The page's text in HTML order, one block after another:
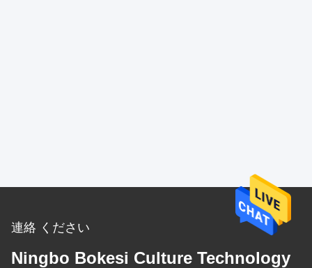
連絡 ください
Ningbo Bokesi Culture Technology